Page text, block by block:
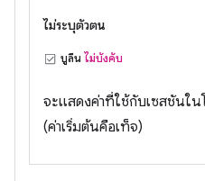
ไม่ระบุตัวตน
บูลีน ไม่บังคับ
จะแสดงค่าที่ใช้กับเซสชันใ
(ค่าเริ่มต้นคือเท็จ)